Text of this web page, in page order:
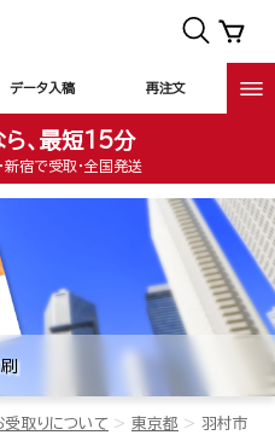
データ入稿 再注文
、最短15分
新宿で受取・全国発送
取りについて 東京都 羽村市